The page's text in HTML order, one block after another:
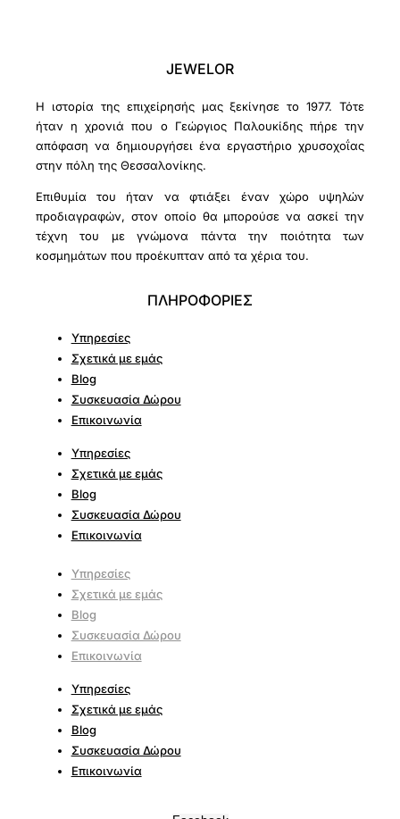
JEWELOR
Η ιστορία της επιχείρησής μας ξεκίνησε το 1977. Τότε
ήταν η χρονιά που ο Γεώργιος Παλουκίδης πήρε την
απόφαση να δημιουργήσει ένα εργαστήριο χρυσοχοΐας
στην πόλη της Θεσσαλονίκης.
Επιθυμία του ήταν να φτιάξει έναν χώρο υψηλών
προδιαγραφών, στον οποίο θα μπορούσε να ασκεί την
τέχνη του με γνώμονα πάντα την ποιότητα των
κοσμημάτων που προέκυπταν από τα χέρια του.
ΠΛΗΡΟΦΟΡΙΕΣ
Υπηρεσίες
Σχετικά με εμάς
Blog
Συσκευασία Δώρου
Επικοινωνία
Υπηρεσίες
Σχετικά με εμάς
Blog
Συσκευασία Δώρου
Επικοινωνία
Υπηρεσίες
Σχετικά με εμάς
Blog
Συσκευασία Δώρου
Επικοινωνία
Υπηρεσίες
Σχετικά με εμάς
Blog
Συσκευασία Δώρου
Επικοινωνία